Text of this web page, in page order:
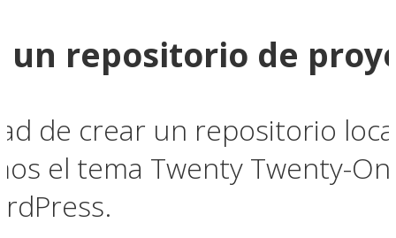
un repositorio de
de crear un repositorio
el tema Twenty Twenty-